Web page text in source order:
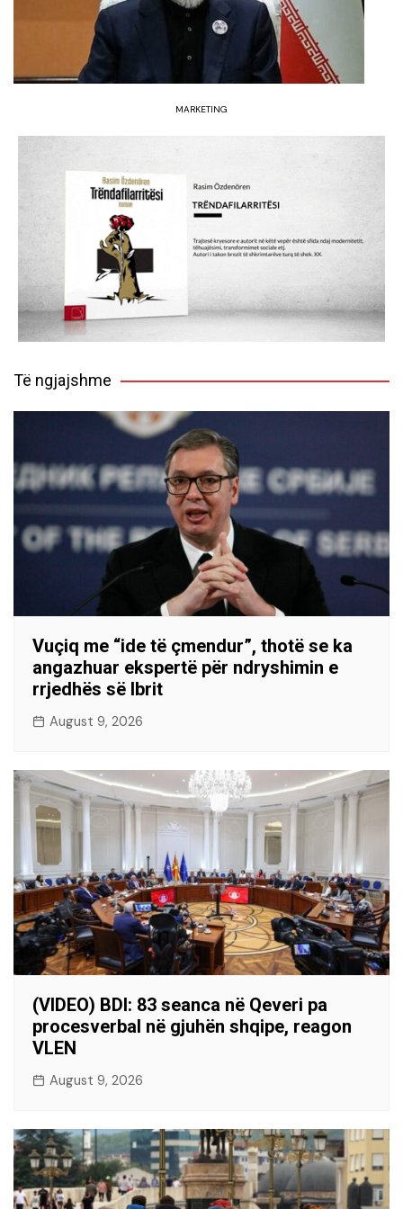
MARKETING
Të ngjajshme
Vuçiq me “ide të çmendur”, thotë se ka
angazhuar ekspertë për ndryshimin e
rrjedhës së Ibrit
August 9, 2026
(VIDEO) BDI: 83 seanca në Qeveri pa
procesverbal në gjuhën shqipe, reagon
VLEN
August 9, 2026